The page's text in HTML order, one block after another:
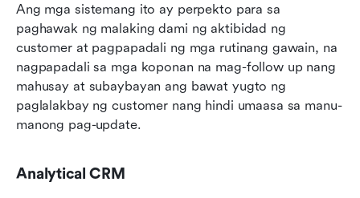
Ang mga sistemang ito ay perpekto para sa
paghawak ng malaking dami ng aktibidad ng
customer at pagpapadali ng mga rutinang gawain, na
nagpapadali sa mga koponan na mag-follow up nang
mahusay at subaybayan ang bawat yugto ng
paglalakbay ng customer nang hindi umaasa sa manu-
manong pag-update.
Analytical CRM